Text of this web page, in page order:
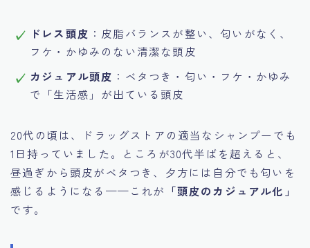
ドレス頭皮 ：皮脂バランスが整い、匂いがなく、
フケ・かゆみのない清潔な頭皮
カジュアル頭皮 ：ベタつき・匂い・フケ・かゆみ
で「生活感」が出ている頭皮
20代の頃は、ドラッグストアの適当なシャンプーでも
1日持っていました。ところが30代半ばを超えると、
昼過ぎから頭皮がベタつき、夕方には自分でも匂いを
感じるようになる——これが 「頭皮のカジュアル化」
です。